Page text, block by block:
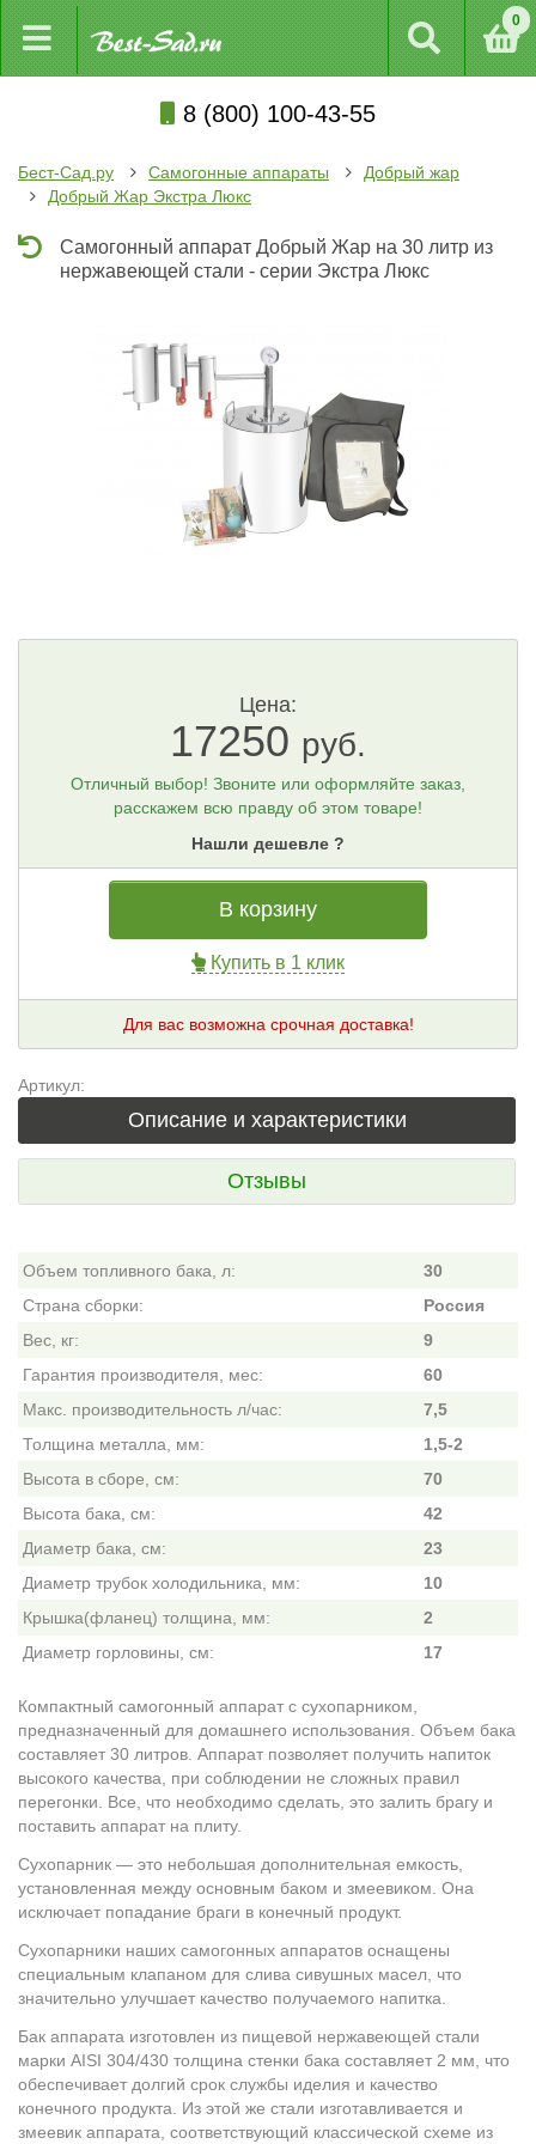
0
8 (800) 100-43-55
Бест-Сад.ру Самогонные аппараты
Добрый жар
Добрый Жар Экстра Люкс
Самогонный аппарат Добрый Жар на 30 литр из
нержавеющей стали - серии Экстра Люкс
Цена:
17250 руб.
Отличный выбор! Звоните или оформляйте заказ,
расскажем всю правду об этом товаре!
Нашли дешевле ?
В корзину
Купить в 1 клик
Для вас возможна срочная доставка!
Артикул:
Описание и характеристики
Отзывы
Объем топливного бака, л:
30
Страна сборки:
Россия
Вес, кг:
9
Гарантия производителя, мес:
60
Макс. производительность л/час:
7,5
Толщина металла, мм:
1,5-2
Высота в сборе, см:
70
Высота бака, см:
42
Диаметр бака, см:
23
Диаметр трубок холодильника, мм:
10
Крышка(фланец) толщина, мм:
2
Диаметр горловины, см:
17
Компактный самогонный аппарат с сухопарником,
предназначенный для домашнего использования. Объем бака
составляет 30 литров. Аппарат позволяет получить напиток
высокого качества, при соблюдении не сложных правил
перегонки. Все, что необходимо сделать, это залить брагу и
поставить аппарат на плиту.
Сухопарник — это небольшая дополнительная емкость,
установленная между основным баком и змеевиком. Она
исключает попадание браги в конечный продукт.
Сухопарники наших самогонных аппаратов оснащены
специальным клапаном для слива сивушных масел, что
значительно улучшает качество получаемого напитка.
Бак аппарата изготовлен из пищевой нержавеющей стали
марки AISI 304/430 толщина стенки бака составляет 2 мм, что
обеспечивает долгий срок службы иделия и качество
конечного продукта. Из этой же стали изготавливается и
змеевик аппарата, соответствующий классической схеме из